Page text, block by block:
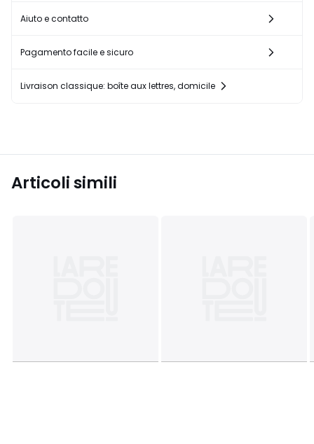
Aiuto e contatto
Pagamento facile e sicuro
Livraison classique: boîte aux lettres, domicile
Articoli simili